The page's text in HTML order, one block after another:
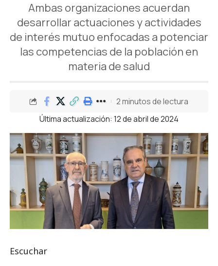
Ambas organizaciones acuerdan
desarrollar actuaciones y actividades
de interés mutuo enfocadas a potenciar
las competencias de la población en
materia de salud
Última actualización: 12 de abril de 2024
2 minutos de lectura
Escuchar